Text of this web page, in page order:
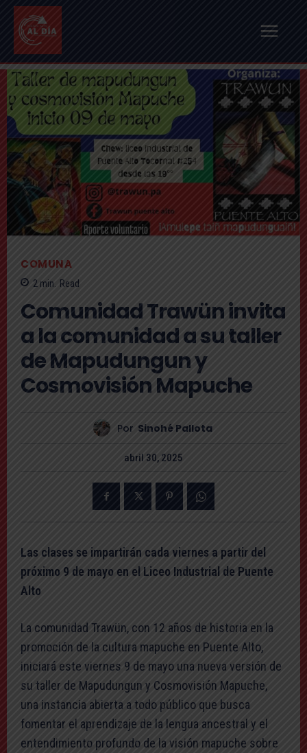
COMUNA
2 min. Read
Comunidad Trawün invita
a la comunidad a su taller
de Mapudungun y
Cosmovisión Mapuche
Por Sinohé Pallota
abril 30, 2025
Las clases se impartirán cada viernes a partir del
próximo 9 de mayo en el Liceo Industrial de Puente
Alto
La comunidad Trawün, con 12 años de historia en la
promoción de la cultura mapuche en Puente Alto,
iniciará este viernes 9 de mayo una nueva versión de
su taller de Mapudungun y Cosmovisión Mapuche,
una instancia abierta a todo público que busca
fomentar el aprendizaje de la lengua ancestral y el
entendimiento profundo de la visión mapuche sobre